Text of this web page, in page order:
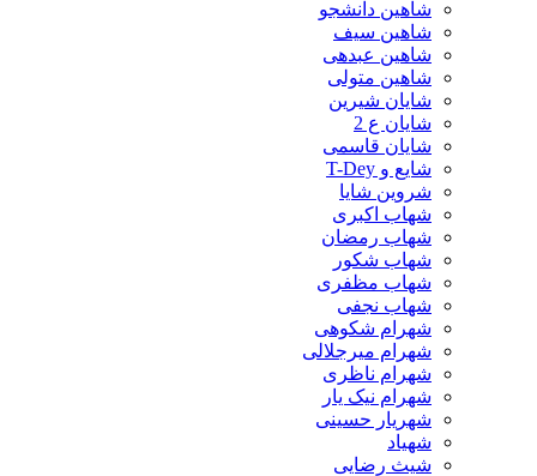
شاهین دانشجو
شاهین سیف
شاهین عبدهی
شاهین متولی
شایان شیرین
شایان ع 2
شایان قاسمی
شایع و T-Dey
شروین شایا
شهاب اکبری
شهاب رمضان
شهاب شکور
شهاب مظفری
شهاب نجفی
شهرام شکوهی
شهرام میرجلالی
شهرام ناظری
شهرام نیک یار
شهریار حسینی
شهیاد
شیث رضایی